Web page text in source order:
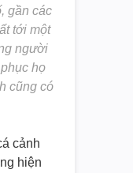
gần các
tới một
người
họ
cũng có
cảnh
hiện